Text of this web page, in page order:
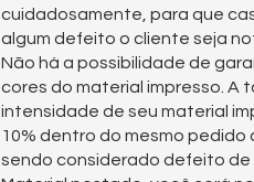
cuidadosamente, para que
algum defeito o cliente seja
Não há a possibilidade de
cores do material impresso. A
intensidade de seu material
10% dentro do mesmo
sendo considerado defeito de